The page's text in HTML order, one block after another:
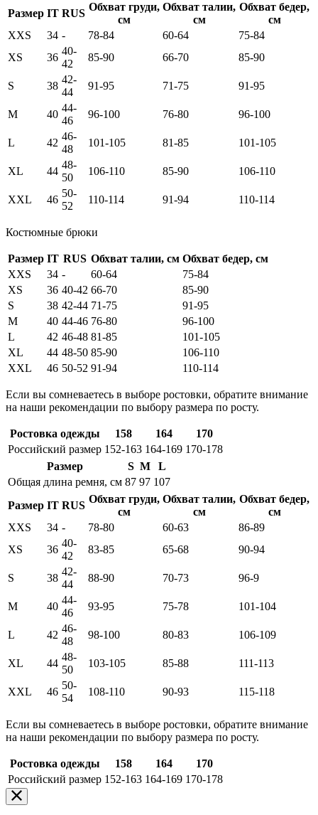
Размер IT RUS
Обхват груди,
см
Обхват талии,
см
Обхват бедер,
см
XXS
34 - 78-84 60-64
75-84
XS
36
40-
42
85-90 66-70 85-90
S 38
42-
44
91-95 71-75 91-95
M 40
44-
46
96-100 76-80 96-100
L 42
46-
48
101-105 81-85 101-105
XL 44
48-
50
106-110 85-90 106-110
XXL 46
50-
52
110-114 91-94 110-114
Костюмные брюки
Размер IT RUS Обхват талии, см Обхват бедер, см
XXS
34 - 60-64
75-84
XS
36 40-42 66-70
85-90
S
38 42-44 71-75
91-95
M
40 44-46 76-80
96-100
L
42 46-48 81-85
101-105
XL
44 48-50 85-90
106-110
XXL
46 50-52 91-94 110-114
Если вы сомневаетесь в выборе ростовки, обратите внимание
на наши рекомендации по выбору размера по росту.
Ростовка одежды 158 164
170
Российский размер 152-163 164-169 170-178
Размер
S M
L
Общая длина ремня, см 87 97 107
Размер IT RUS
Обхват груди,
см
Обхват талии,
см
Обхват бедер,
см
XXS
34 - 78-80 60-63
86-89
XS
36
40-
42
83-85 65-68 90-94
S 38
42-
44
88-90 70-73 96-9
M 40
44-
46
93-95 75-78 101-104
L 42
46-
48
98-100 80-83 106-109
XL 44
48-
50
103-105 85-88 111-113
XXL 46
50-
54
108-110 90-93 115-118
Если вы сомневаетесь в выборе ростовки, обратите внимание
на наши рекомендации по выбору размера по росту.
Ростовка одежды 158 164
170
Российский размер 152-163 164-169 170-178